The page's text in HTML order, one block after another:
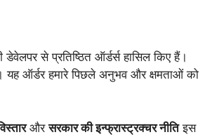
से प्रतिष्ठित ऑर्डर्स हासिल किए हैं।
यह ऑर्डर हमारे पिछले अनुभव और क्षमताओं को
औरसरकार की इन्फ्रास्ट्रक्चर नीतिइस